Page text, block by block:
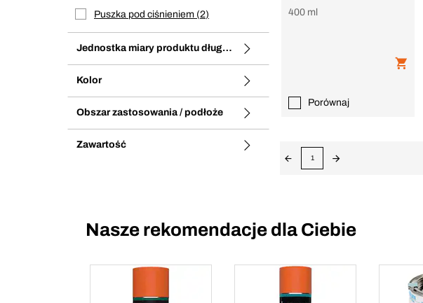
Puszka pod ciśnieniem 2
Jednostka miary produktu długa nazwa
Kolor
Obszar zastosowania / podłoże
Zawartość
400 ml
Porównaj
1
Nasze rekomendacje dla Ciebie